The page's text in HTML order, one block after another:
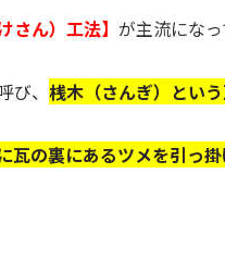
さん）工法】 が主流になっ
び、 桟木（さんぎ）とい
瓦の裏にあるツメを引っ